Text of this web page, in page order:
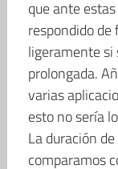
que ante
respondido de
ligeramente si
prolongada.
varias
esto no sería
La duración
comparamos